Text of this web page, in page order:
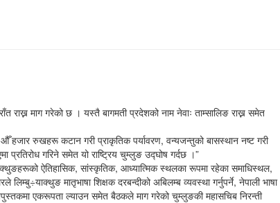
माग गरेको छ । यस्तै बागमती प्रदेशको नाम नेवाः ताम्सालिङ राख्न समेत
रुखहरू कटान गरी प्राकृतिक पर्यावरण, वन्यजन्तुको बासस्थान नष्ट गरी
प्रतिरोध गरिने समेत यो राष्ट्रिय चुम्लुङ उद्घोष गर्दछ ।”
याक्थुङहरूको ऐतिहासिक, सांस्कृतिक, आध्यात्मिक स्थलका रूपमा रहेका समाधिस्थल,
मातृभाषा शिक्षक दरबन्दीको अबिलम्ब व्यवस्था गर्नुपर्ने, नेपाली भाषा
एकरूपता ल्याउन समेत बैठकले माग गरेको चुम्लुङकी महासचिब निरन्ती